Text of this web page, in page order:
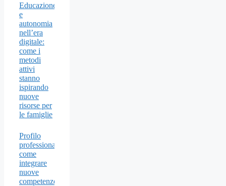
Educazione
e
autonomia
nell’era
digitale:
come i
metodi
attivi
stanno
ispirando
nuove
risorse per
le famiglie
Profilo
professionale:
come
integrare
nuove
competenze